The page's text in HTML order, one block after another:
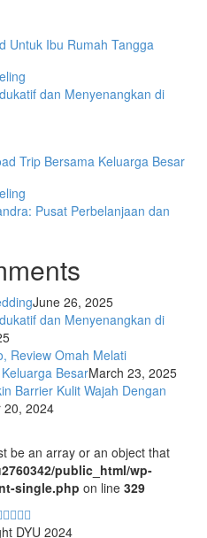
Untuk Ibu Rumah Tangga
dan Menyenangkan di
Trip Bersama Keluarga Besar
Pusat Perbelanjaan dan
June 26, 2025
dan Menyenangkan di
Review Omah Melati
BesarMarch 23, 2025
Barrier Kulit Wajah Dengan
20, 2024
be an array or an object that
public_html/wp-
single.php on line 329
DYU 2024